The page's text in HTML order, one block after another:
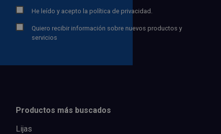
He leído y acepto la política de privacidad.
Quiero recibir información sobre nuevos productos y
servicios
Productos más buscados
Lijas